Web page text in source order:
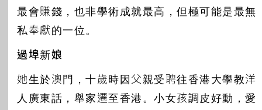
最會賺錢，也非學術成就最高，但極可能是最無
私奉獻的一位。
過埠新娘
她生於澳門，十歲時因父親受聘往香港大學教洋
人廣東話，舉家遷至香港。小女孩調皮好動，愛